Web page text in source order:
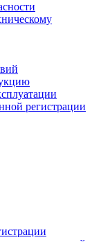
регистрации